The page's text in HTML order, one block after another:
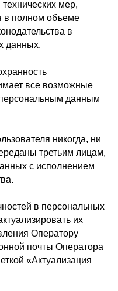
мер,
в полном объеме
в
данных.
все возможные
данным
никогда, ни
третьим лицам,
с исполнением
в персональных
их
Оператору
почты Оператора
«Актуализация